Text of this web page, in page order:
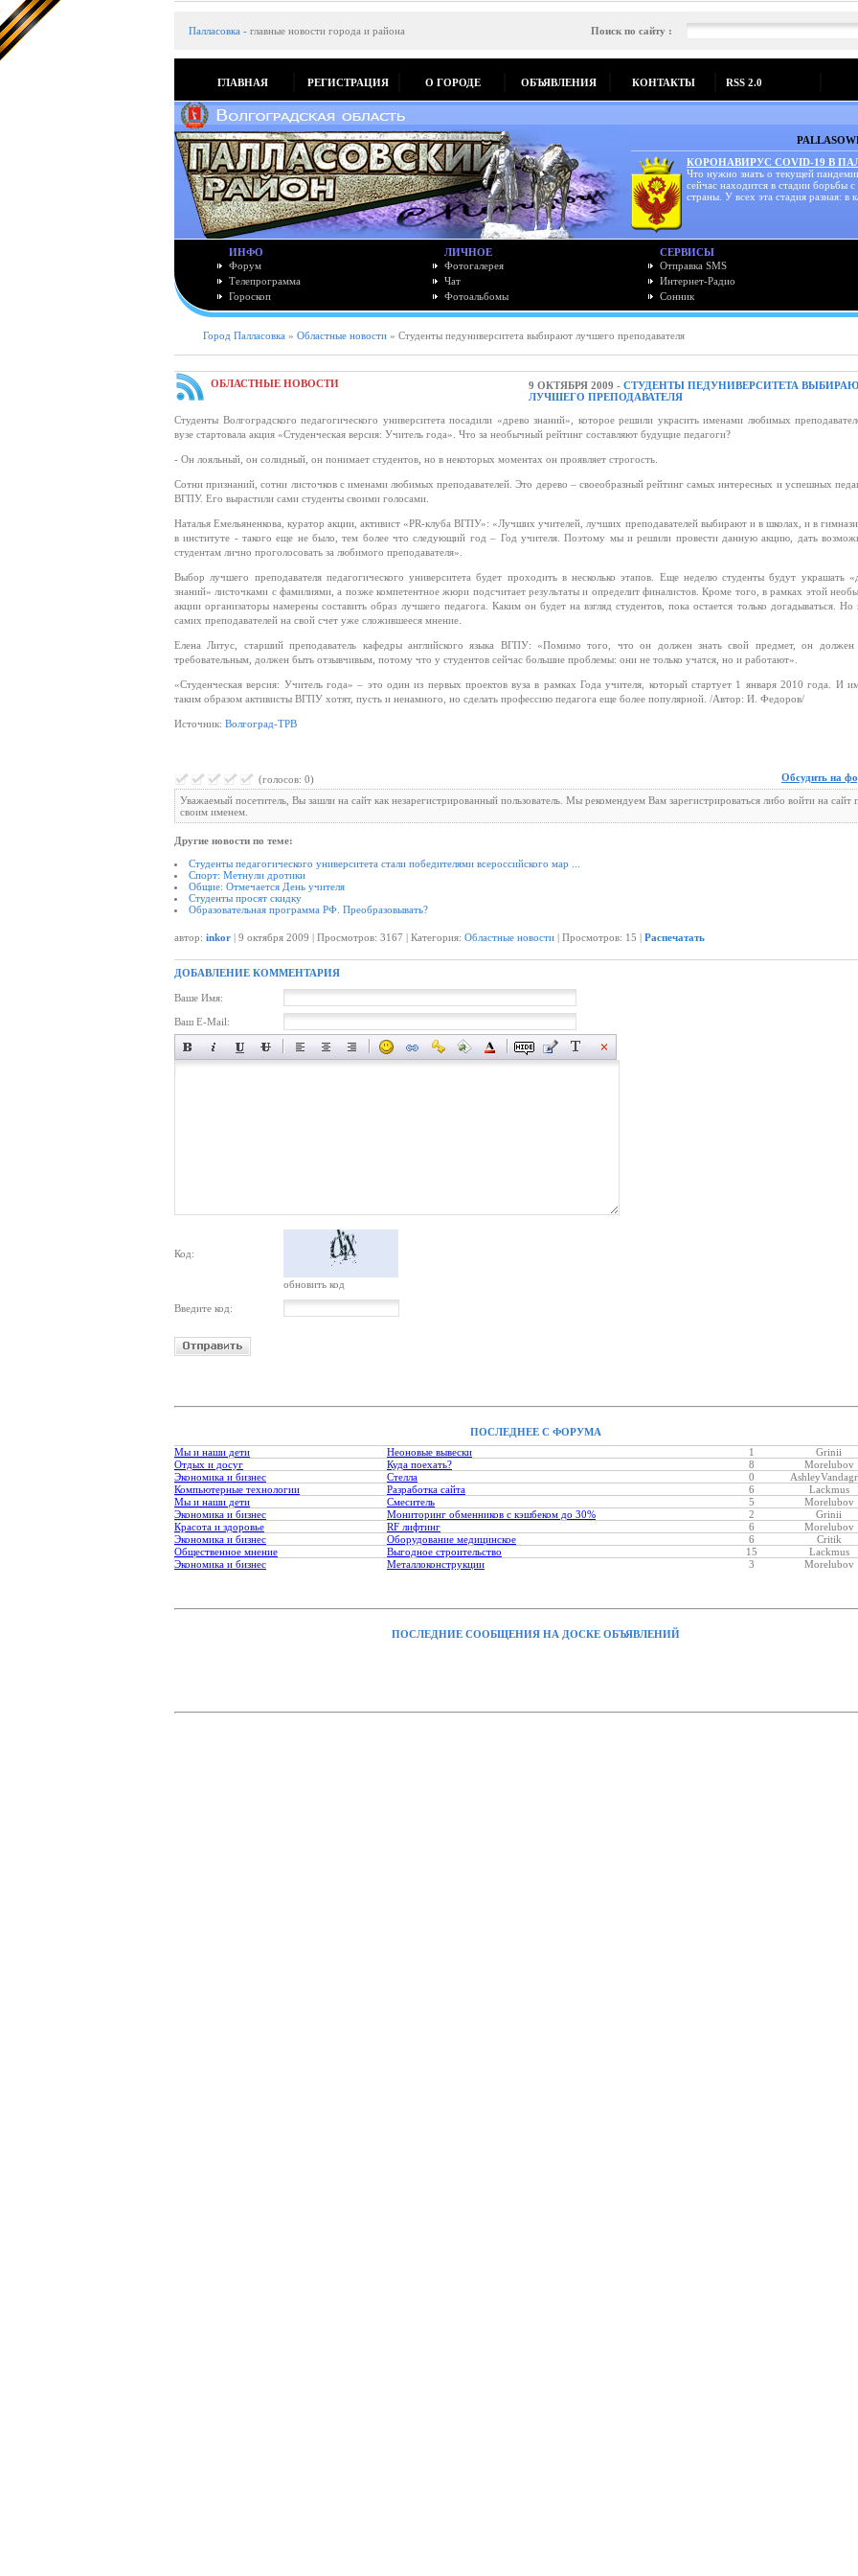
Палласовка - главные новости города и района Поиск по сайту :
ГЛАВНАЯ РЕГИСТРАЦИЯ О ГОРОДЕ ОБЪЯВЛЕНИЯ КОНТАКТЫ RSS 2.0
КОРОНАВИРУС COVID-19 В
Что нужно знать о текущей
сейчас находится в стадии борьбы
страны. У всех эта стадия разная: в
ИНФО
Форум
Телепрограмма
Гороскоп
ЛИЧНОЕ
Фотогалерея
Чат
Фотоальбомы
СЕРВИСЫ
Отправка SMS
Интернет-Радио
Сонник
Город Палласовка » Областные новости » Студенты педуниверситета выбирают лучшего преподавателя
ОБЛАСТНЫЕ НОВОСТИ 9 ОКТЯБРЯ 2009 - СТУДЕНТЫ ПЕДУНИВЕРСИТЕТА
ЛУЧШЕГО ПРЕПОДАВАТЕЛЯ
Студенты Волгоградского педагогического университета посадили «древо знаний», которое решили украсить именами любимых
вузе стартовала акция «Студенческая версия: Учитель года». Что за необычный рейтинг составляют будущие педагоги?
- Он лояльный, он солидный, он понимает студентов, но в некоторых моментах он проявляет строгость.
Сотни признаний, сотни листочков с именами любимых преподавателей. Это дерево – своеобразный рейтинг самых интересных и успешных
ВГПУ. Его вырастили сами студенты своими голосами.
Наталья Емельяненкова, куратор акции, активист «PR-клуба ВГПУ»: «Лучших учителей, лучших преподавателей выбирают и в школах, и в
в институте - такого еще не было, тем более что следующий год – Год учителя. Поэтому мы и решили провести данную акцию, дать
студентам лично проголосовать за любимого преподавателя».
Выбор лучшего преподавателя педагогического университета будет проходить в несколько этапов. Еще неделю студенты будут украшать
знаний» листочками с фамилиями, а позже компетентное жюри подсчитает результаты и определит финалистов. Кроме того, в рамках этой
акции организаторы намерены составить образ лучшего педагога. Каким он будет на взгляд студентов, пока остается только догадываться. Но
самих преподавателей на свой счет уже сложившееся мнение.
Елена Литус, старший преподаватель кафедры английского языка ВГПУ: «Помимо того, что он должен знать свой предмет, он должен
требовательным, должен быть отзывчивым, потому что у студентов сейчас большие проблемы: они не только учатся, но и работают».
«Студенческая версия: Учитель года» – это один из первых проектов вуза в рамках Года учителя, который стартует 1 января 2010 года. И
таким образом активисты ВГПУ хотят, пусть и ненамного, но сделать профессию педагога еще более популярной. /Автор: И. Федоров/
Источник: Волгоград-ТРВ
(голосов: 0)
Обсудить на
Уважаемый посетитель, Вы зашли на сайт как незарегистрированный пользователь. Мы рекомендуем Вам зарегистрироваться либо войти на сайт
своим именем.
Другие новости по теме:
Студенты педагогического университета стали победителями всероссийского мар ...
Спорт: Метнули дротики
Общие: Отмечается День учителя
Студенты просят скидку
Образовательная программа РФ. Преобразовывать?
автор: inkor | 9 октября 2009 | Просмотров: 3167 | Категория: Областные новости | Просмотров: 15 | Распечатать
ДОБАВЛЕНИЕ КОММЕНТАРИЯ
Ваше Имя:
Ваш E-Mail:
Код:
обновить код
Введите код:
ПОСЛЕДНЕЕ С ФОРУМА
Мы и наши дети
Неоновые вывески 1
Grinii
Отдых и досуг
Куда поехать? 8
Morelubov
Экономика и бизнес
Стелла 0
Компьютерные технологии
Разработка сайта 6
Lackmus
Мы и наши дети
Смеситель 5
Morelubov
Экономика и бизнес
Мониторинг обменников с кэшбеком до 30% 2
Grinii
Красота и здоровье
RF лифтинг 6
Morelubov
Экономика и бизнес
Оборудование медицинское 6
Critik
Общественное мнение
Выгодное строительство 15
Lackmus
Экономика и бизнес
Металлоконструкции 3 Morelubov
ПОСЛЕДНИЕ СООБЩЕНИЯ НА ДОСКЕ ОБЪЯВЛЕНИЙ